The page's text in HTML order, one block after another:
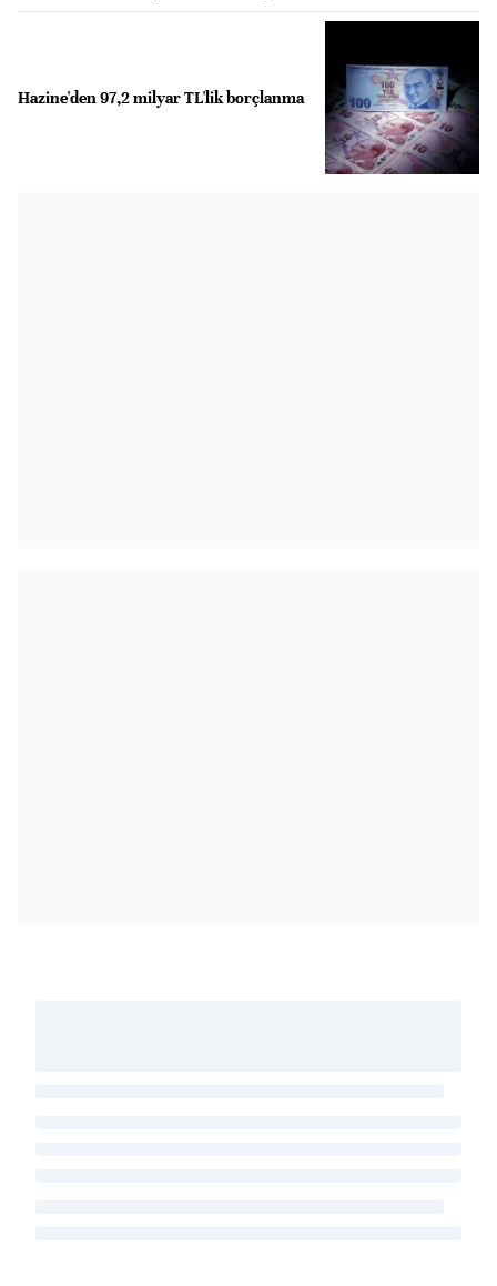
Hazine'den 97,2 milyar TL'lik borçlanma